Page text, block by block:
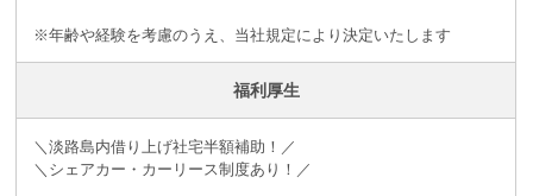
※年齢や経験を考慮のうえ、当社規定により決定いたします
福利厚生
＼淡路島内借り上げ社宅半額補助！／
＼シェアカー・カーリース制度あり！／